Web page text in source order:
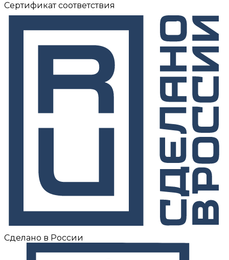
Сертификат соответствия
Сделано в России